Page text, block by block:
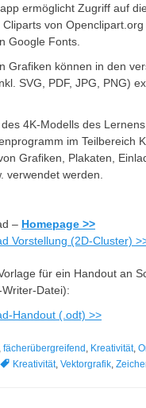
ermöglicht Zugriff auf die
Cliparts von Openclipart.org
Google Fonts.
Grafiken können in den
SVG, PDF, JPG, PNG)
4K-Modells des
im Teilbereich
Grafiken, Plakaten,
verwendet werden.
– Homepage >>
Vorstellung (2D-Cluster)
für ein Handout an
Datei):
Handout (.odt) >>
, fächerübergreifend , Kreativität,
Schlagworte
Kreativität, Vektorgrafik,